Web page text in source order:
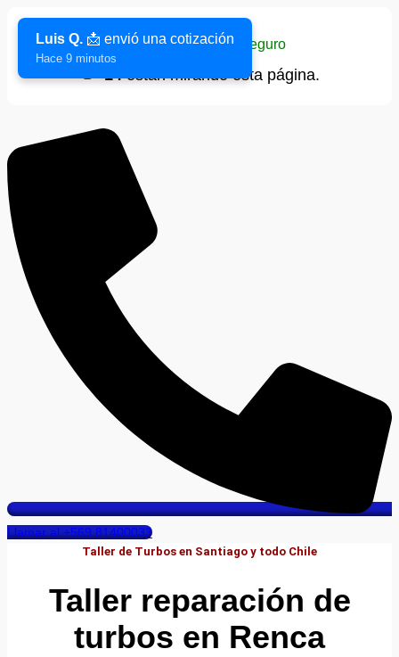
Sitio verificado y seguro
👁️ 14están mirando esta página.
Llamar al +569 81400033
Taller de Turbos en Santiago y todo Chile
Taller reparación de
turbos en Renca
Luis Q. 📩 envió una cotización
Hace 9 minutos